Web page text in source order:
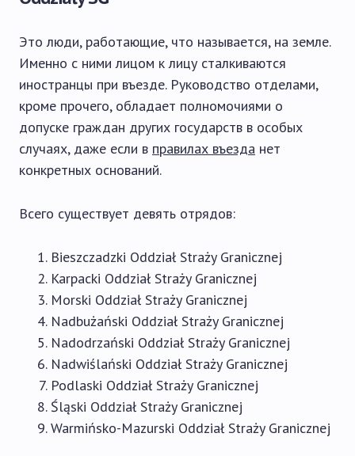
Это люди, работающие, что называется, на земле.
Именно с ними лицом к лицу сталкиваются
иностранцы при въезде. Руководство отделами,
кроме прочего, обладает полномочиями о
допуске граждан других государств в особых
случаях, даже если в правилах въезда нет
конкретных оснований.
Всего существует девять отрядов:
Bieszczadzki Oddział Straży Granicznej
Karpacki Oddział Straży Granicznej
Morski Oddział Straży Granicznej
Nadbużański Oddział Straży Granicznej
Nadodrzański Oddział Straży Granicznej
Nadwiślański Oddział Straży Granicznej
Podlaski Oddział Straży Granicznej
Śląski Oddział Straży Granicznej
Warmińsko-Mazurski Oddział Straży Granicznej